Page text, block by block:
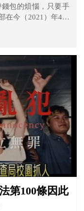
包的煩惱，只要手
在今（2021）年4月
（下稱《電子支付
？也有人擔憂未來
？
第100條因此